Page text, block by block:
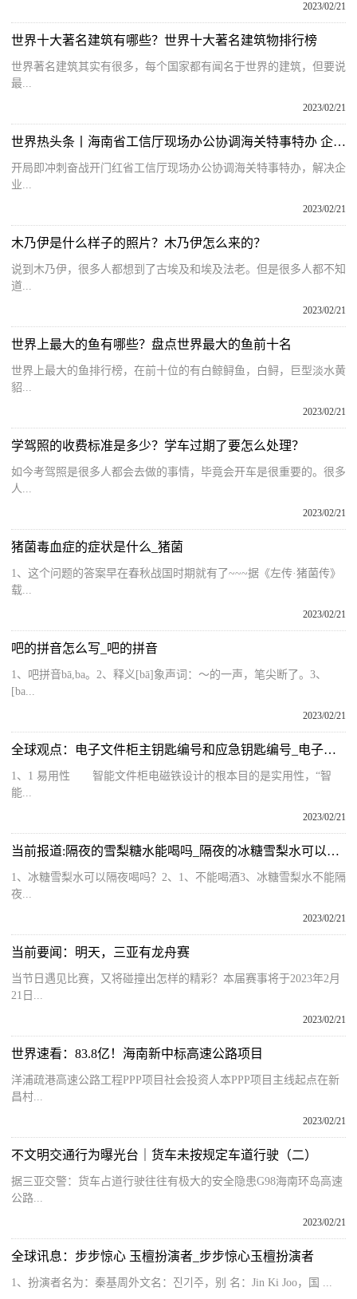
2023/02/21
世界十大著名建筑有哪些？世界十大著名建筑物排行榜
世界著名建筑其实有很多，每个国家都有闻名于世界的建筑，但要说
最...
2023/02/21
世界热头条丨海南省工信厅现场办公协调海关特事特办 企业“燃眉之急”解决了
开局即冲刺奋战开门红省工信厅现场办公协调海关特事特办，解决企
业...
2023/02/21
木乃伊是什么样子的照片？木乃伊怎么来的？
说到木乃伊，很多人都想到了古埃及和埃及法老。但是很多人都不知
道...
2023/02/21
世界上最大的鱼有哪些？盘点世界最大的鱼前十名
世界上最大的鱼排行榜，在前十位的有白鲸鲟鱼，白鲟，巨型淡水黄
貂...
2023/02/21
学驾照的收费标准是多少？学车过期了要怎么处理？
如今考驾照是很多人都会去做的事情，毕竟会开车是很重要的。很多
人...
2023/02/21
猪菌毒血症的症状是什么_猪菌
1、这个问题的答案早在春秋战国时期就有了~~~据《左传·猪菌传》
载...
2023/02/21
吧的拼音怎么写_吧的拼音
1、吧拼音bā,ba。2、释义[bā]象声词：～的一声，笔尖断了。3、
[ba...
2023/02/21
全球观点：电子文件柜主钥匙编号和应急钥匙编号_电子文件柜
1、1 易用性 智能文件柜电磁铁设计的根本目的是实用性，“智
能...
2023/02/21
当前报道:隔夜的雪梨糖水能喝吗_隔夜的冰糖雪梨水可以喝吗?今日更新
1、冰糖雪梨水可以隔夜喝吗？2、1、不能喝酒3、冰糖雪梨水不能隔
夜...
2023/02/21
当前要闻：明天，三亚有龙舟赛
当节日遇见比赛，又将碰撞出怎样的精彩？本届赛事将于2023年2月
21日...
2023/02/21
世界速看：83.8亿！海南新中标高速公路项目
洋浦疏港高速公路工程PPP项目社会投资人本PPP项目主线起点在新
昌村...
2023/02/21
不文明交通行为曝光台｜货车未按规定车道行驶（二）
据三亚交警：货车占道行驶往往有极大的安全隐患G98海南环岛高速
公路...
2023/02/21
全球讯息：步步惊心 玉檀扮演者_步步惊心玉檀扮演者
1、扮演者名为：秦基周外文名：진기주，别 名：Jin Ki Joo，国 ...